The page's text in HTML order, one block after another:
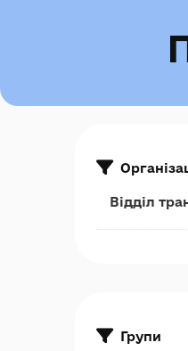
Відділ
Групи